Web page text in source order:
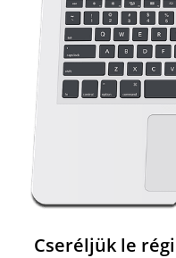
Cseréljük le